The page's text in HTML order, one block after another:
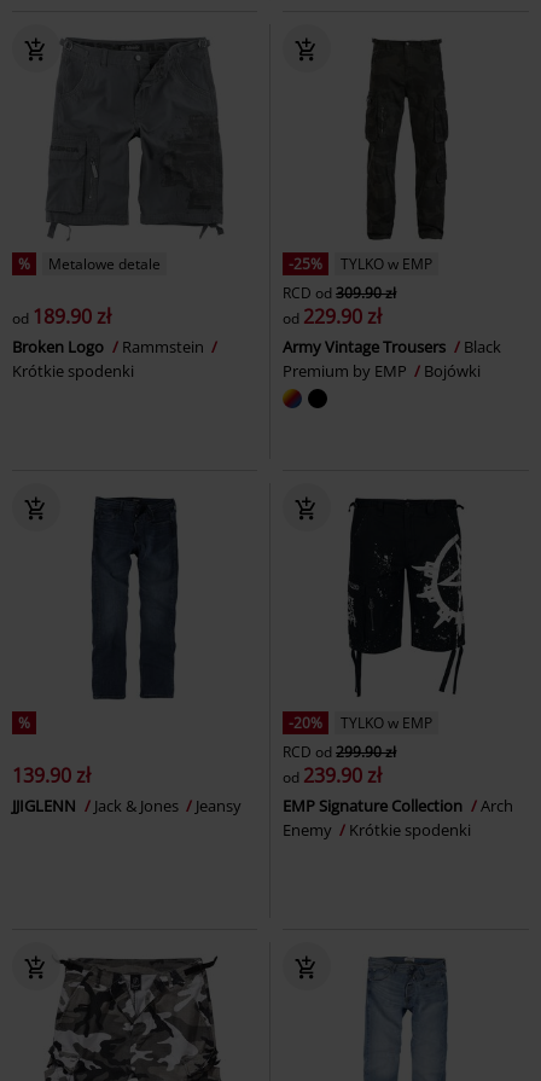
% Metalowe detale
od 189.90 zł
Broken Logo
Rammstein
Krótkie spodenki
-25%
TYLKO w EMP
RCD od 309.90 zł
od 229.90 zł
Army Vintage Trousers
Black
Premium by EMP
Bojówki
%
139.90 zł
JJIGLENN Jack & Jones Jeansy
-20%
TYLKO w EMP
RCD od 299.90 zł
od 239.90 zł
EMP Signature Collection
Arch
Enemy
Krótkie spodenki